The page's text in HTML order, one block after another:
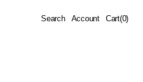
Search Account Cart
Cart(0)